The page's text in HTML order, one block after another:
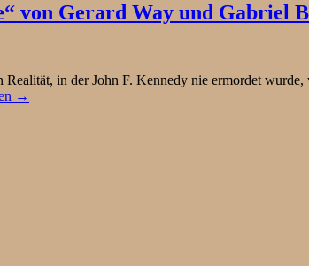
von Gerard Way und Gabriel
in der John F. Kennedy nie ermordet
→